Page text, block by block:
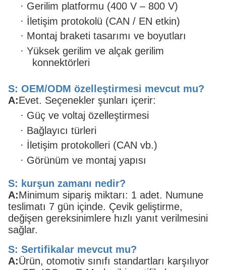
· Gerilim platformu (400 V – 800 V)
· İletişim protokolü (CAN / EN etkin)
· Montaj braketi tasarımı ve boyutları
· Yüksek gerilim ve alçak gerilim
konnektörleri
S: OEM/ODM özelleştirmesi mevcut mu?
A:Evet. Seçenekler şunları içerir:
· Güç ve voltaj özelleştirmesi
· Bağlayıcı türleri
· İletişim protokolleri (CAN vb.)
· Görünüm ve montaj yapısı
S: kurşun zamanı nedir?
A:Minimum sipariş miktarı: 1 adet. Numune
teslimatı 7 gün içinde. Çevik geliştirme,
değişen gereksinimlere hızlı yanıt verilmesini
sağlar.
S: Sertifikalar mevcut mu?
A:Ürün, otomotiv sınıfı standartları karşılıyor